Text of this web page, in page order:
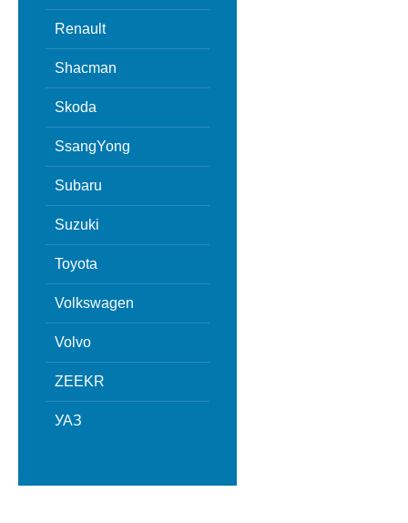
Renault
Shacman
Skoda
SsangYong
Subaru
Suzuki
Toyota
Volkswagen
Volvo
ZEEKR
УАЗ